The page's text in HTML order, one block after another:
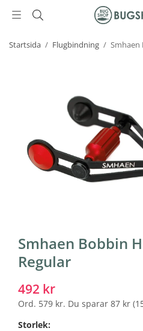
Startsida / Flugbindning / Smhaen
Smhaen Bobbin
Regular
492 kr
Ord. 579 kr. Du sparar 87 kr (
Storlek: